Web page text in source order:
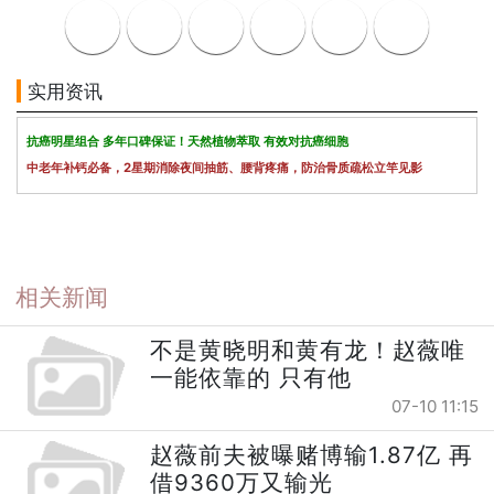
实用资讯
抗癌明星组合 多年口碑保证！天然植物萃取 有效对抗癌细胞
中老年补钙必备，2星期消除夜间抽筋、腰背疼痛，防治骨质疏松立竿见影
相关新闻
不是黄晓明和黄有龙！赵薇唯
一能依靠的 只有他
07-10 11:15
赵薇前夫被曝赌博输1.87亿 再
借9360万又输光